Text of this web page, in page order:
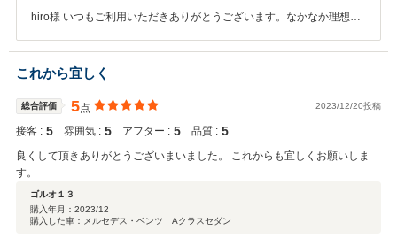
hiro様 いつもご利用いただきありがとうございます。なかなか理想通
ライフをお楽しみください。ありがとうございました！！
これから宜しく
総合評価 5点 2023/12/20投稿
接客 : 5 雰囲気 : 5 アフター : 5 品質 : 5
良くして頂きありがとうございまいました。 これからも宜しくお願いしま
す。
ゴルオ１３
購入年月： 2023/12
購入した車：メルセデス・ベンツ Aクラスセダン